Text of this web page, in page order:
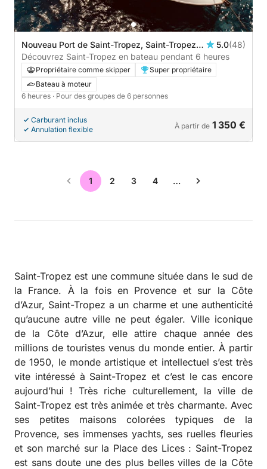
Nouveau Port de Saint-Tropez, Saint-Tropez,
France
5.0(48)
Découvrez Saint-Tropez en bateau pendant 6 heures
Propriétaire comme skipper
Super propriétaire
Bateau à moteur
6 heures · Pour des groupes de 6 personnes
Carburant inclus
Annulation flexible
À partir de 1 350 €
1 2 3 4 …
Saint-Tropez est une commune située dans le sud de
la France. À la fois en Provence et sur la Côte
d’Azur, Saint-Tropez a un charme et une authenticité
qu’aucune autre ville ne peut égaler. Ville iconique
de la Côte d’Azur, elle attire chaque année des
millions de touristes venus du monde entier. À partir
de 1950, le monde artistique et intellectuel s’est très
vite intéressé à Saint-Tropez et c’est le cas encore
aujourd’hui ! Très riche culturellement, la ville de
Saint-Tropez est très animée et très charmante. Avec
ses petites maisons colorées typiques de la
Provence, ses immenses yachts, ses ruelles fleuries
et son marché sur la Place des Lices : Saint-Tropez
est sans doute une des plus belles villes de la Côte